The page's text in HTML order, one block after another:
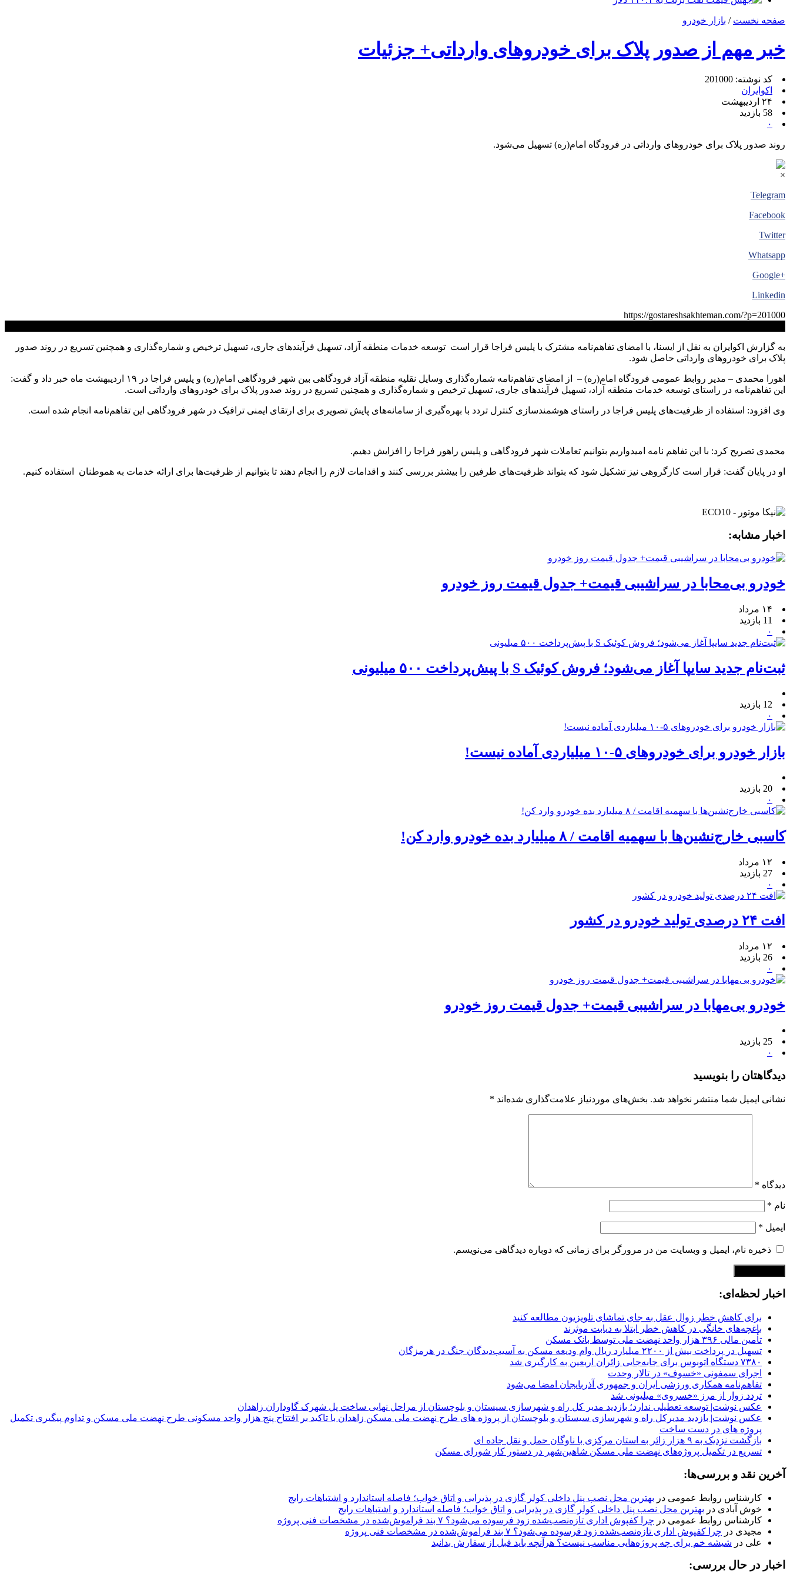
صفحه نخست / بازار خودرو
خبر مهم از صدور پلاک برای خودروهای وارداتی+ جزئیات
کد نوشته: 201000
اکوایران
۲۴ اردیبهشت
58 بازدید
۰
روند صدور پلاک برای خودروهای وارداتی در فرودگاه امام(ره) تسهیل می‌شود.
×
Telegram
Facebook
Twitter
Whatsapp
+Google
Linkedin
https://gostareshsakhteman.com/?p=201000
به گزارش اکوایران به نقل از ایسنا، با امضای تفاهم‌نامه مشترک با پلیس فراجا قرار است توسعه خدمات منطقه آزاد، تسهیل فرآیندهای جاری، تسهیل ترخیص و شماره‌گذاری و همچنین تسریع در روند صدور
پلاک برای خودروهای وارداتی حاصل شود.
اهورا محمدی – مدیر روابط عمومی فرودگاه امام(ره) – از امضای تفاهم‌نامه شماره‌گذاری وسایل نقلیه منطقه آزاد فرودگاهی بین شهر فرودگاهی امام(ره) و پلیس فراجا در ۱۹ اردیبهشت ماه خبر داد و گفت:
این تفاهم‌نامه در راستای توسعه خدمات منطقه آزاد، تسهیل فرآیندهای جاری، تسهیل ترخیص و شماره‌گذاری و همچنین تسریع در روند صدور پلاک برای خودروهای وارداتی است.
وی افزود: استفاده از ظرفیت‌های پلیس فراجا در راستای هوشمندسازی کنترل تردد با بهره‌گیری از سامانه‌های پایش تصویری برای ارتقای ایمنی ترافیک در شهر فرودگاهی این تفاهم‌نامه انجام شده است.
محمدی تصریح کرد: با این تفاهم نامه امیدواریم بتوانیم تعاملات شهر فرودگاهی و پلیس راهور فراجا را افزایش دهیم.
او در پایان گفت: قرار است کارگروهی نیز تشکیل شود که بتواند ظرفیت‌های طرفین را بیشتر بررسی کنند و اقدامات لازم را انجام دهند تا بتوانیم از ظرفیت‌ها برای ارائه خدمات به هموطنان استفاده کنیم.
اخبار مشابه:
خودرو بی‌محابا در سراشیبی قیمت+ جدول قیمت روز خودرو
۱۴ مرداد
11 بازدید
۰
ثبت‌نام جدید سایپا آغاز می‌شود؛ فروش کوئیک S با پیش‌پرداخت ۵۰۰ میلیونی
12 بازدید
۰
بازار خودرو برای خودروهای ۵-۱۰ میلیاردی آماده نیست!
20 بازدید
۰
کاسبی خارج‌نشین‌ها با سهمیه اقامت / ۸ میلیارد بده خودرو وارد کن!
۱۲ مرداد
27 بازدید
۰
افت ۲۴ درصدی تولید خودرو در کشور
۱۲ مرداد
26 بازدید
۰
خودرو بی‌مهابا در سراشیبی قیمت+ جدول قیمت روز خودرو
25 بازدید
۰
دیدگاهتان را بنویسید
نشانی ایمیل شما منتشر نخواهد شد. بخش‌های موردنیاز علامت‌گذاری شده‌اند *
دیدگاه *
نام *
ایمیل *
ذخیره نام، ایمیل و وبسایت من در مرورگر برای زمانی که دوباره دیدگاهی می‌نویسم.
اخبار لحظه‌ای:
برای کاهش خطر زوال عقل به جای تماشای تلویزیون مطالعه کنید
باغچه‌های خانگی در کاهش خطر ابتلا به دیابت موثرند
تأمین مالی ۳۹۶ هزار واحد نهضت ملی توسط بانک مسکن
تسهیل در پرداخت بیش از ۲۲۰۰ میلیارد ریال وام ودیعه مسکن به آسیب‌دیدگان جنگ در هرمزگان
۷۳۸۰ دستگاه اتوبوس برای جابه‌جایی زائران اربعین به‌ کارگیری شد
اجرای سمفونی «خسوف» در تالار وحدت
تفاهم‌نامه همکاری ورزشی ایران و جمهوری آذربایجان امضا می‌شود
️تردد زوار از مرز «خسروی» میلیونی شد
عکس نوشت| توسعه تعطیلی ندارد؛ بازدید مدیر کل راه و شهرسازی سیستان و بلوچستان از مراحل نهایی ساخت پل شهرک گاوداران زاهدان
عکس نوشت| بازدید مدیرکل راه و شهرسازی سیستان و بلوچستان از پروژه های طرح نهضت ملی مسکن زاهدان با تاکید بر افتتاح پنج هزار واحد مسکونی طرح نهضت ملی مسکن و تداوم پیگیری تکمیل
پروژه های در دست ساخت
بازگشت نزدیک به ۹ هزار زائر به استان مرکزی با ناوگان حمل و نقل جاده ای
تسریع در تکمیل پروژه‌های نهضت ملی مسکن شاهین‌شهر در دستور کار شورای مسکن
آخرین نقد و بررسی‌ها:
کارشناس روابط عمومی در بهترین محل نصب پنل داخلی کولر گازی در پذیرایی و اتاق خواب؛ فاصله استاندارد و اشتباهات رایج
خوش آبادی در بهترین محل نصب پنل داخلی کولر گازی در پذیرایی و اتاق خواب؛ فاصله استاندارد و اشتباهات رایج
کارشناس روابط عمومی در چرا کفپوش اداری تازه‌نصب‌شده زود فرسوده می‌شود؟ ۷ بند فراموش‌شده در مشخصات فنی پروژه
مجیدی در چرا کفپوش اداری تازه‌نصب‌شده زود فرسوده می‌شود؟ ۷ بند فراموش‌شده در مشخصات فنی پروژه
علی در شیشه خم برای چه پروژه‌هایی مناسب نیست؟ هرآنچه باید قبل از سفارش بدانید
اخبار در حال بررسی: